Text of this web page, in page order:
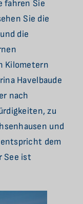
fahren Sie
Sie die
die
Kilometern
Havelbaude
nach
zu
und
entspricht dem
See ist